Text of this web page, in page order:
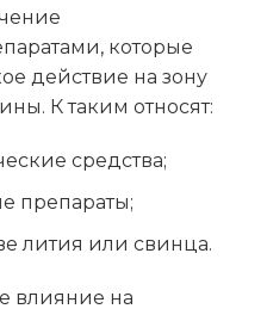
которые
действие на зону
К таким относят:
средства;
препараты;
лития или свинца.
влияние на